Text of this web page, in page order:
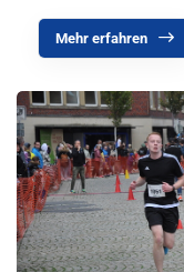
Mehr erfahren
Triathlon
Walking
Walking Football
Wettkampfturnen
mobile